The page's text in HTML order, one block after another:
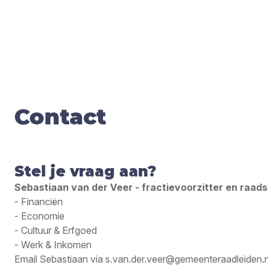
Con­tact
Stel je vraag aan?
Sebastiaan van der Veer - fractievoorzitter en
- Financiën
- Economie
- Cultuur & Erfgoed
- Werk & Inkomen
Email Sebastiaan via